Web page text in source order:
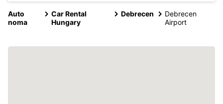
Auto
noma
Car Rental
Hungary
Debrecen
Debrecen
Airport